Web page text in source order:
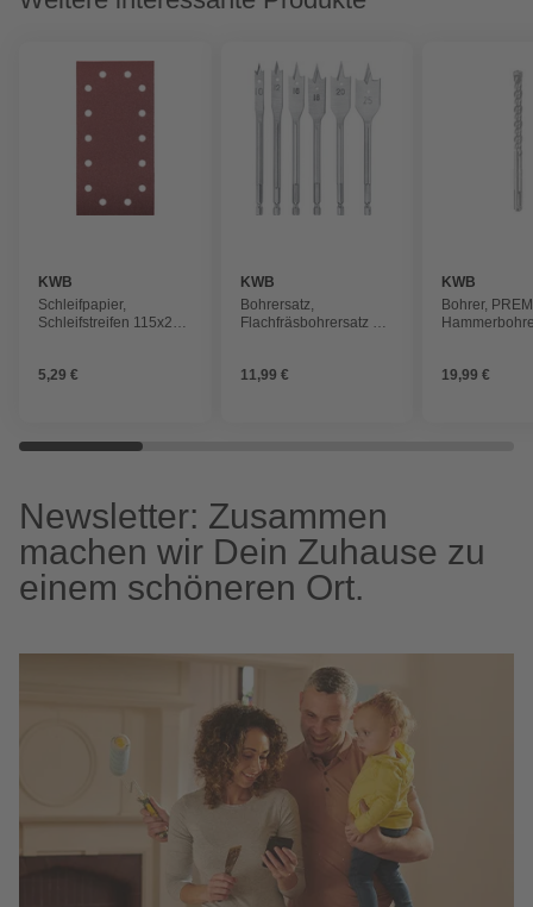
KWB
Schleifpapier,
Schleifstreifen 115x230
5,29 €
KWB
Bohrersatz,
Flachfräsbohrersatz 6-
11,99 €
KWB
Bohrer,
19,99 €
Newsletter: Zusammen
machen wir Dein Zuhause zu
einem schöneren Ort.